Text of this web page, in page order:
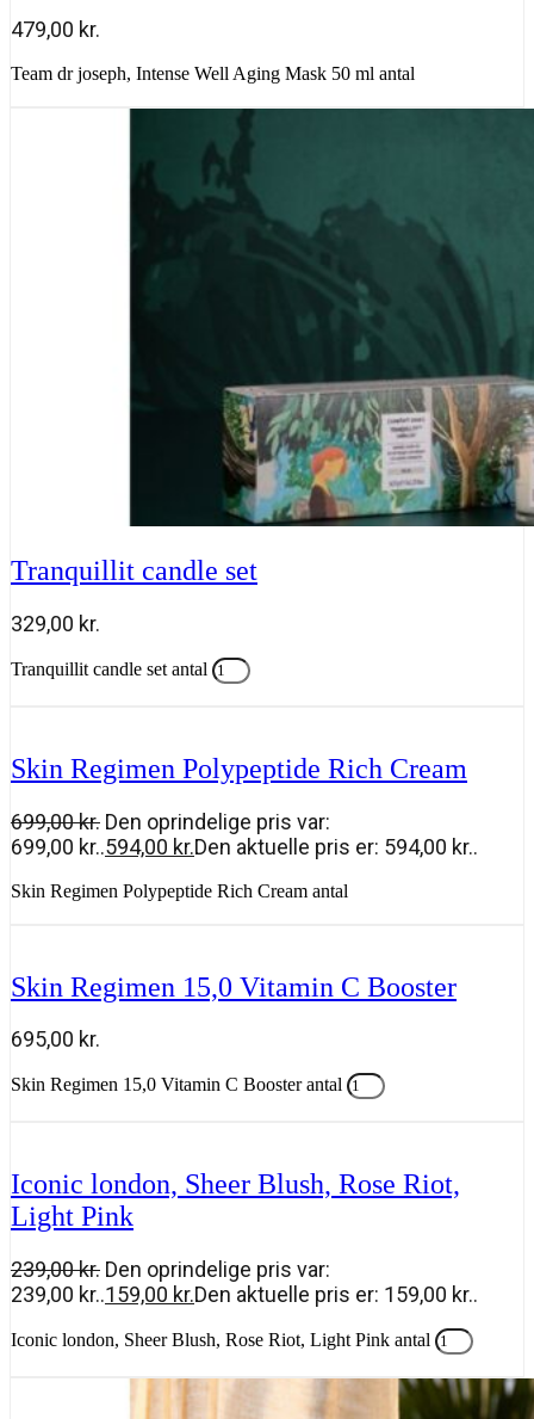
479,00 kr.
Team dr joseph, Intense Well Aging Mask 50 ml antal
Tranquillit candle set
329,00 kr.
Tranquillit candle set antal
Skin Regimen Polypeptide Rich Cream
699,00kr. Den oprindelige pris var:
699,00 kr..594,00 kr.Den aktuelle pris er: 594,00 kr..
Skin Regimen Polypeptide Rich Cream antal
Skin Regimen 15,0 Vitamin C Booster
695,00 kr.
Skin Regimen 15,0 Vitamin C Booster antal
Iconic london, Sheer Blush, Rose Riot,
Light Pink
239,00kr. Den oprindelige pris var:
239,00 kr..159,00 kr.Den aktuelle pris er: 159,00 kr..
Iconic london, Sheer Blush, Rose Riot, Light Pink antal